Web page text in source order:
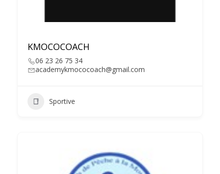
KMOCOCOACH
06 23 26 75 34
academykmococoach@gmail.com
Sportive